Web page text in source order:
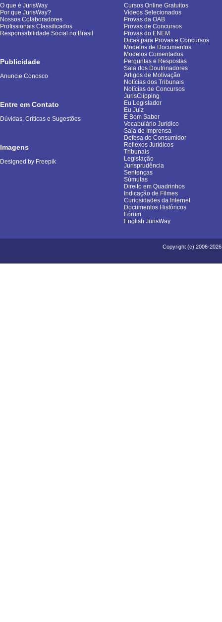
O que é JurisWay
Por que JurisWay?
Nossos Colaboradores
Profissionais Classificados
Responsabilidade Social no Brasil
Publicidade
Anuncie Conosco
Entre em Contato
Dúvidas, Críticas e Sugestões
Imagens
Designed by Freepik
Cursos Online Gratuitos
Vídeos Selecionados
Provas da OAB
Provas de Concursos
Provas do ENEM
Dicas para Provas e Concursos
Modelos de Documentos
Modelos Comentados
Perguntas e Respostas
Sala dos Doutrinadores
Artigos de Motivação
Notícias dos Tribunais
Notícias de Concursos
JurisClipping
Eu Legislador
Eu Juiz
É Bom Saber
Vocabulário Jurídico
Sala de Imprensa
Defesa do Consumidor
Reflexos Jurídicos
Tribunais
Legislação
Jurisprudência
Sentenças
Súmulas
Direito em Quadrinhos
Indicação de Filmes
Curiosidades da Internet
Documentos Históricos
Fórum
English JurisWay
Copyright (c) 2006-